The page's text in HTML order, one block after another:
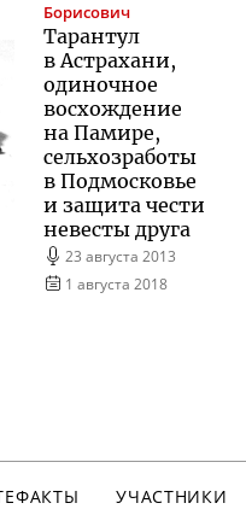
Борисович
Тарантул
в Астрахани,
одиночное
восхождение
на Памире,
сельхозработы
в Подмосковье
и защита чести
невесты друга
23 августа 2013
1 августа 2018
УЧАСТНИКИ